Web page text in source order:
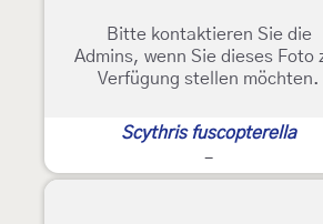
Bitte kontaktieren Sie die
Admins, wenn Sie dieses Foto
Verfügung stellen möchten.
Scythris fuscopterella
-